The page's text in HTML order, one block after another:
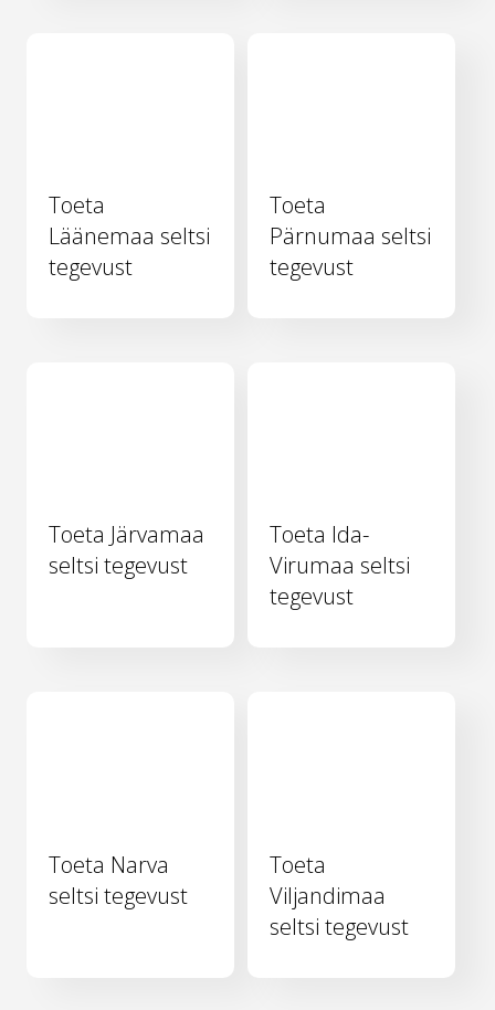
Toeta
Läänemaa seltsi
tegevust
Toeta
Pärnumaa seltsi
tegevust
Toeta Järvamaa
seltsi tegevust
Toeta Ida-
Virumaa seltsi
tegevust
Toeta Narva
seltsi tegevust
Toeta
Viljandimaa
seltsi tegevust